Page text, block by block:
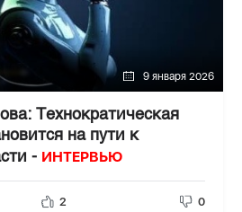
9 января 2026
Технократическая
на пути к
- ИНТЕРВЬЮ
2 0